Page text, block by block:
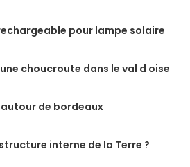
pour lampe solaire
choucroute dans le val d oise
de bordeaux
interne de la Terre ?